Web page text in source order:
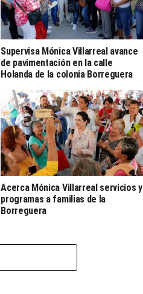
Supervisa Mónica Villarreal avance
de pavimentación en la calle
Holanda de la colonia Borreguera
Acerca Mónica Villarreal servicios y
programas a familias de la
Borreguera